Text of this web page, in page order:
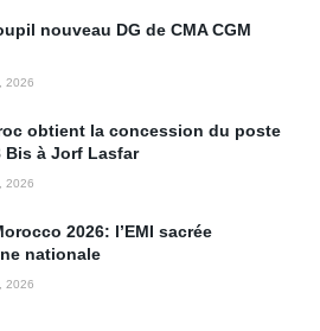
nouveau DG de CMA CGM
2026
obtient la concession du poste
Bis à Jorf Lasfar
2026
2026: l’EMI sacrée
nationale
2026